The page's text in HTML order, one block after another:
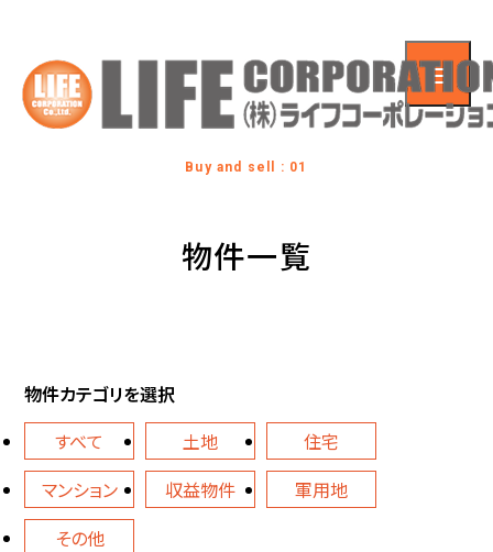
Buy and sell : 01
物件一覧
物件カテゴリを選択
すべて
土地
住宅
マンション
収益物件
軍用地
その他